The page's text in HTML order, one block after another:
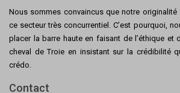
Nous sommes convaincus que notre
ce secteur très concurrentiel. C’est pourquoi,
placer la barre haute en faisant de l’éthique et
cheval de Troie en insistant sur la crédibilité
crédo.
Contact